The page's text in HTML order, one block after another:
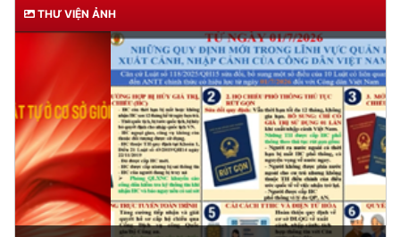
THƯ VIỆN ẢNH